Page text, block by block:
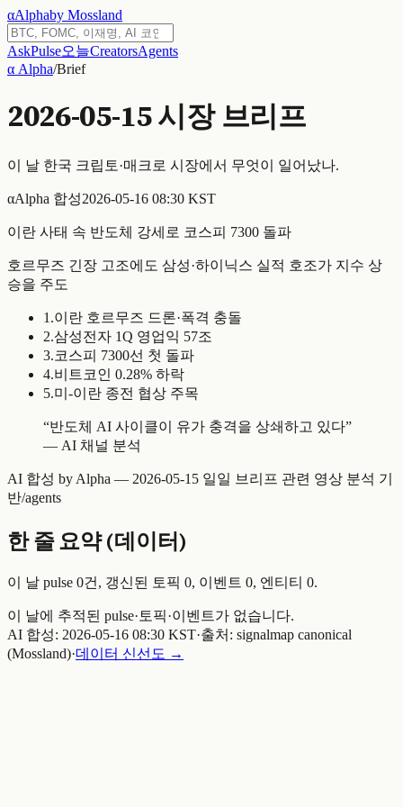
αAlphaby Mossland
AskPulse오늘CreatorsAgents
α Alpha/Brief
2026-05-15시장 브리프
이 날 한국 크립토·매크로 시장에서 무엇이 일어났나.
αAlpha 합성2026-05-16 08:30 KST
이란 사태 속 반도체 강세로 코스피 7300 돌파
호르무즈 긴장 고조에도 삼성·하이닉스 실적 호조가 지수 상
승을 주도
1 .이란 호르무즈 드론·폭격 충돌
2.삼성전자 1Q 영업익 57조
3.코스피 7300선 첫 돌파
4.비트코인 0.28% 하락
5.미-이란 종전 협상 주목
“반도체 AI 사이클이 유가 충격을 상쇄하고 있다”
— AI 채널 분석
AI 합성 by Alpha — 2026-05-15 일일 브리프 관련 영상 분석 기
반/agents
한 줄 요약 (데이터)
이 날 pulse 0건, 갱신된 토픽 0, 이벤트 0, 엔티티 0.
이 날에 추적된 pulse·토픽·이벤트가 없습니다.
AI 합성: 2026-05-16 08:30 KST·출처: signalmap canonical
(Mossland)·데이터 신선도 →